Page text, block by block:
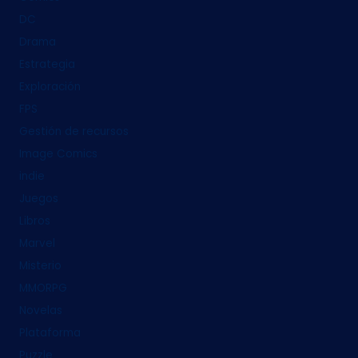
Drama
Estrategia
Exploración
Gestión de recursos
Image Comics
indie
Juegos
Marvel
Novelas
Plataforma